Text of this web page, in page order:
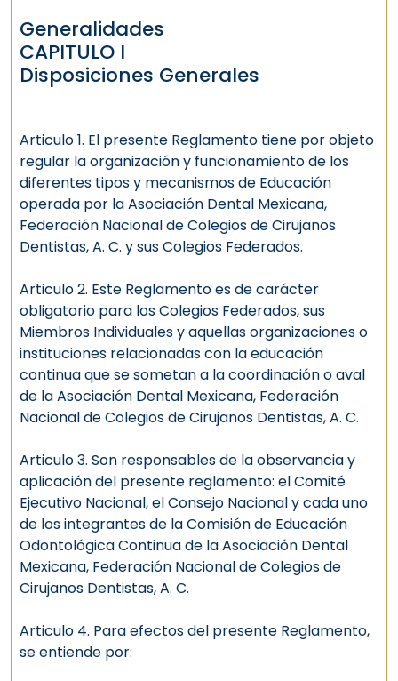
Generalidades
CAPITULO I
Disposiciones Generales
Articulo 1. El presente Reglamento tiene por objeto
regular la organización y funcionamiento de los
diferentes tipos y mecanismos de Educación
operada por la Asociación Dental Mexicana,
Federación Nacional de Colegios de Cirujanos
Dentistas, A. C. y sus Colegios Federados.
Articulo 2. Este Reglamento es de carácter
obligatorio para los Colegios Federados, sus
Miembros Individuales y aquellas organizaciones o
instituciones relacionadas con la educación
continua que se sometan a la coordinación o aval
de la Asociación Dental Mexicana, Federación
Nacional de Colegios de Cirujanos Dentistas, A. C.
Articulo 3. Son responsables de la observancia y
aplicación del presente reglamento: el Comité
Ejecutivo Nacional, el Consejo Nacional y cada uno
de los integrantes de la Comisión de Educación
Odontológica Continua de la Asociación Dental
Mexicana, Federación Nacional de Colegios de
Cirujanos Dentistas, A. C.
Articulo 4. Para efectos del presente Reglamento,
se entiende por: